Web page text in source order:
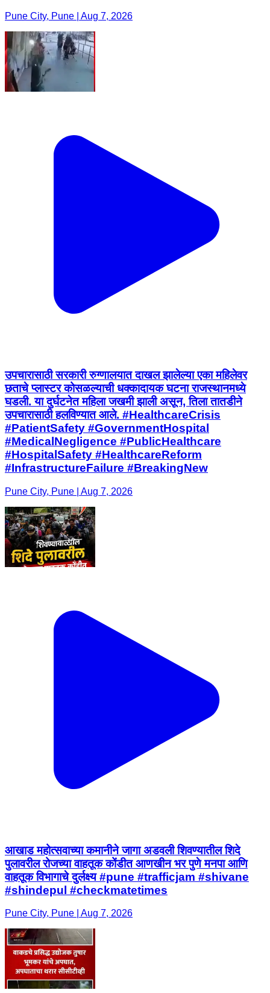
Pune City, Pune | Aug 7, 2026
उपचारासाठी सरकारी रुग्णालयात दाखल झालेल्या एका महिलेवर
छताचे प्लास्टर कोसळल्याची धक्कादायक घटना राजस्थानमध्ये
घडली. या दुर्घटनेत महिला जखमी झाली असून, तिला तातडीने
उपचारासाठी हलविण्यात आले. #HealthcareCrisis
#PatientSafety #GovernmentHospital
#MedicalNegligence #PublicHealthcare
#HospitalSafety #HealthcareReform
#InfrastructureFailure #BreakingNew
Pune City, Pune | Aug 7, 2026
आखाड महोत्सवाच्या कमानीने जागा अडवली शिवण्यातील शिदे
पुलावरील रोजच्या वाहतूक कोंडीत आणखीन भर पुणे मनपा आणि
वाहतूक विभागाचे दुर्लक्ष्य #pune #trafficjam #shivane
#shindepul #checkmatetimes
Pune City, Pune | Aug 7, 2026